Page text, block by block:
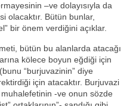
–ve dolayısıyla da
olacaktır. Bütün bunlar,
bir önem verdiğini açıklar.
bütün bu alanlarda atacağı
kölece boyun eğdiği için
“burjuvazinin” diye
için atacaktır. Burjuvazi
-ve onun sözde